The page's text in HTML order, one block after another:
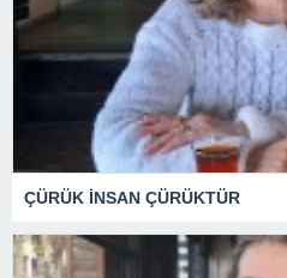
ÇÜRÜK İNSAN ÇÜRÜKTÜR